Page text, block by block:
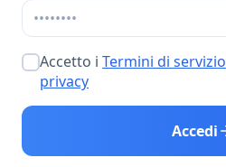
Accetto i Termini di servizio
privacy
Accedi